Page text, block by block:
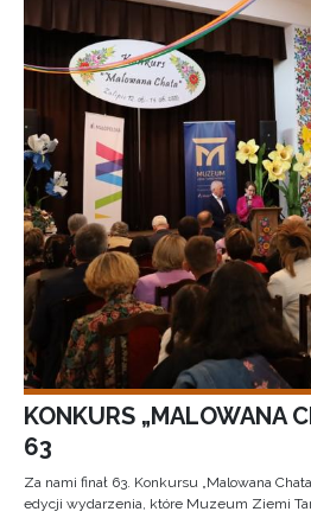
KONKURS „MALOWANA
63
Za nami finał 63. Konkursu „Malowana
edycji wydarzenia, które Muzeum Ziemi